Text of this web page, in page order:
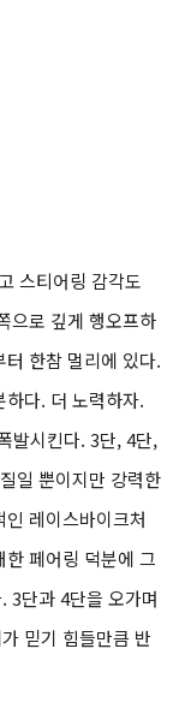
스티어링 감각도
으로 깊게 행오프하
한참 멀리에 있다.
다. 더 노력하자.
발시킨다. 3단, 4단,
일 뿐이지만 강력한
레이스바이크처
페어링 덕분에 그
3단과 4단을 오가며
믿기 힘들만큼 반